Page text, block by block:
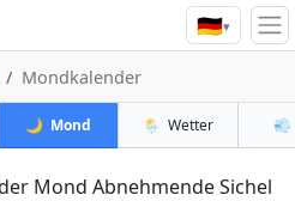
🇩🇪▾
Mondkalender
🌙 Mond 🌦️ Wetter 💨
Mond Abnehmende Sichel